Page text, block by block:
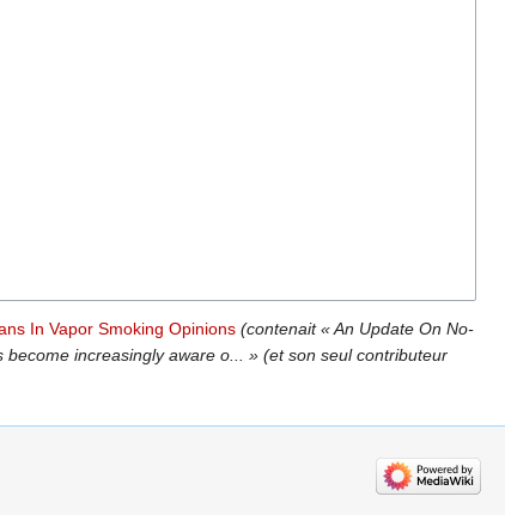
In Vapor Smoking Opinions (contenait « An Update On No-
increasingly aware o... » (et son seul contributeur